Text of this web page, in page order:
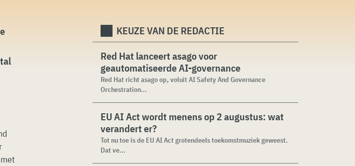
KEUZE VAN DE REDACTIE
Red Hat lanceert asago voor
geautomatiseerde AI-governance
Red Hat richt asago op, voluit AI Safety And Governance
Orchestration...
EU AI Act wordt menens op 2 augustus: wat
verandert er?
Tot nu toe is de EU AI Act grotendeels toekomstmuziek geweest.
Dat ve...